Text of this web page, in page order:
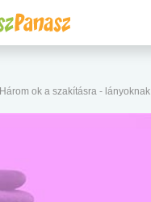
Három ok a szakításra - lányoknak